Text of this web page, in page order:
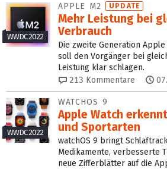
WWDC 2022
APPLE M2 UPDATE
Mehr Leistung bei
Verbrauch
Die zweite Generation
soll den Vorgänger bei
Leistung klar schlagen.
213 Kommentare
WWDC 2022
WATCHOS 9
Apple Watch
und Sportarten
watchOS 9 bringt
Medikamente, verbesserte
neue Zifferblätter auf die